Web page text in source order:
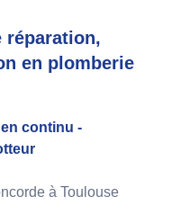
réparation,
en plomberie
continu -
à Toulouse